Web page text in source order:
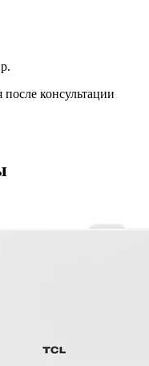
консультации